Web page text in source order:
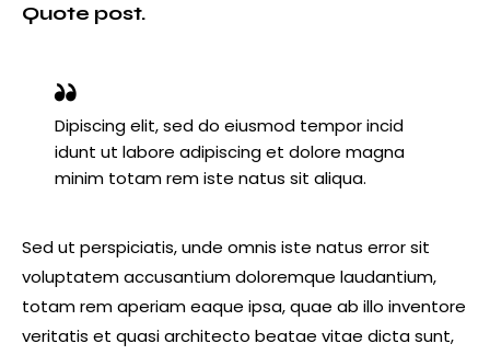
Quote post.
Dipiscing elit, sed do eiusmod tempor incid
idunt ut labore adipiscing et dolore magna
minim totam rem iste natus sit aliqua.
Sed ut perspiciatis, unde omnis iste natus error sit
voluptatem accusantium doloremque laudantium,
totam rem aperiam eaque ipsa, quae ab illo inventore
veritatis et quasi architecto beatae vitae dicta sunt,